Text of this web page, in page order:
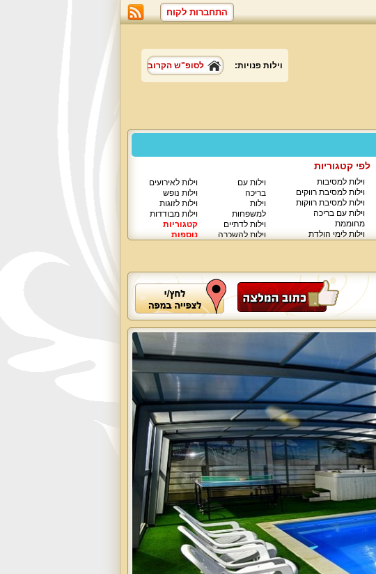
התחברות לקוח
וילות פנויות: לסופ"ש הקרוב
לפי קטגוריות
וילות למסיבות
וילות למסיבת רווקים
וילות למסיבת רווקות
וילות עם בריכה
מחוממת
וילות לימי הולדת
וילות עם
בריכה
וילות
למשפחות
וילות לדתיים
וילות להשכרה
וילות לאירועים
וילות נופש
וילות לזוגות
וילות מבודדות
קטגוריות
נוספות